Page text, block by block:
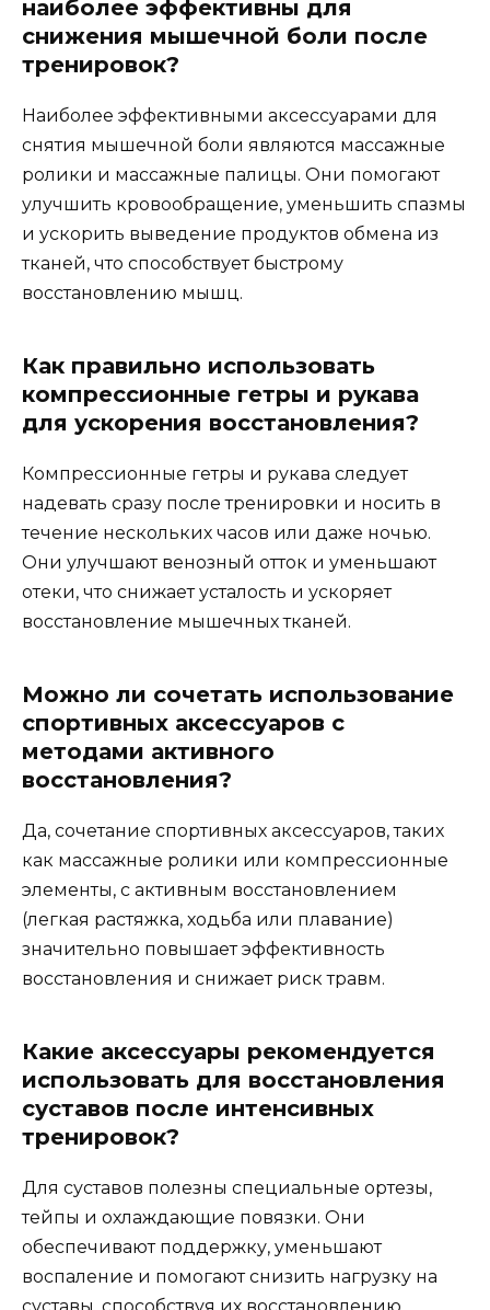
наиболее эффективны для
снижения мышечной боли после
тренировок?
Наиболее эффективными аксессуарами для
снятия мышечной боли являются массажные
ролики и массажные палицы. Они помогают
улучшить кровообращение, уменьшить спазмы
и ускорить выведение продуктов обмена из
тканей, что способствует быстрому
восстановлению мышц.
Как правильно использовать
компрессионные гетры и рукава
для ускорения восстановления?
Компрессионные гетры и рукава следует
надевать сразу после тренировки и носить в
течение нескольких часов или даже ночью.
Они улучшают венозный отток и уменьшают
отеки, что снижает усталость и ускоряет
восстановление мышечных тканей.
Можно ли сочетать использование
спортивных аксессуаров с
методами активного
восстановления?
Да, сочетание спортивных аксессуаров, таких
как массажные ролики или компрессионные
элементы, с активным восстановлением
(легкая растяжка, ходьба или плавание)
значительно повышает эффективность
восстановления и снижает риск травм.
Какие аксессуары рекомендуется
использовать для восстановления
суставов после интенсивных
тренировок?
Для суставов полезны специальные ортезы,
тейпы и охлаждающие повязки. Они
обеспечивают поддержку, уменьшают
воспаление и помогают снизить нагрузку на